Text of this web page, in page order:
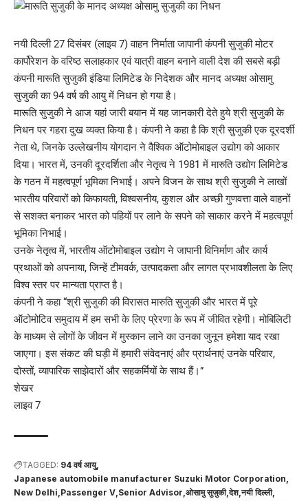
नयी दिल्ली 27 दिसंबर (लाइव 7) वाहन निर्माता जापानी कंपनी सुजुकी मोटर
कार्पोरेशन के वरिष्ठ सलाहकार एवं यात्री वाहन बनाने वाली देश की सबसे बड़ी
कंपनी मारूति सुजुकी इंडिया लिमिटेड के निदेशक और मानद अध्यक्ष ओसामु
सुजुकी का 94 वर्ष की आयु में निधन हो गया है।
मारूति सुजुकी ने आज यहां जारी बयान में यह जानकारी देते हुये श्री सुजुकी के
निधन पर गहरा दुख व्यक्त किया है। कंपनी ने कहा है कि श्री सुजुकी एक दूरदर्शी
नेता थे, जिनके उल्लेखनीय योगदान ने वैश्विक ऑटोमोबाइल उद्योग को आकार
दिया। भारत में, उनकी दूरदर्शिता और नेतृत्व ने 1981 में मारुति उद्योग लिमिटेड
के गठन में महत्वपूर्ण भूमिका निभाई। अपने विजन के साथ श्री सुजुकी ने लाखों
भारतीय परिवारों को किफायती, विश्वसनीय, कुशल और अच्छी गुणवत्ता वाले वाहनों
से सशक्त बनाकर भारत को पहियों पर लाने के सपने को साकार करने में महत्वपूर्ण
भूमिका निभाई।
उनके नेतृत्व में, भारतीय ऑटोमोबाइल उद्योग ने जापानी विनिर्माण और कार्य
प्रथाओं को अपनाया, जिन्हें टीमवर्क, उत्पादकता और लागत प्रभावशीलता के लिए
विश्व स्तर पर मान्यता प्राप्त है।
कंपनी ने कहा “श्री सुजुकी की विरासत मारुति सुजुकी और भारत में पूरे
ऑटोमोटिव समुदाय में हम सभी के लिए प्रेरणा के रूप में जीवित रहेगी। मोबिलिटी
के माध्यम से लोगों के जीवन में मुस्कान लाने का उनका जुनून हमेशा याद रखा
जाएगा। इस संकट की घड़ी में हमारी संवेदनाएं और प्रार्थनाएं उनके परिवार,
दोस्तों, व्यापारिक साझेदारों और सहकर्मियों के साथ हैं।”
शेखर
लाइव 7
TAGGED: 94 वर्ष आयु
Japanese automobile manufacturer Suzuki Motor Corporation
New Delhi Passenger V Senior Advisor ओसामु सुजुकी देश नयी दिल्ली